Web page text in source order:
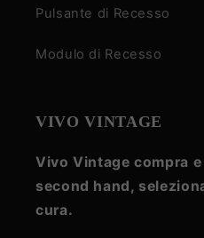
Pulsante di Recesso
Modulo di Recesso
VIVO VINTAGE
Vivo Vintage compra
second hand,
cura.